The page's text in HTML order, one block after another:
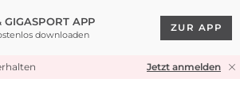
GIGASPORT APP
downloaden
ZUR APP
VERSAND* & RÜCKVERSANDJetzt anmelden